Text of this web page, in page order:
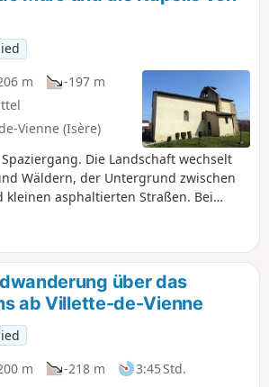
m
-197 m
Vienne (Isère)
Die Landschaft wechselt
Wäldern, der Untergrund zwischen
kleinen asphaltierten Straßen. Bei
Zwei kleine Steigungen (nicht allzu
auf dem Programm, um fit zu bleiben.
über das
ab Villette-de-Vienne
m -218 m
3:45 Std.